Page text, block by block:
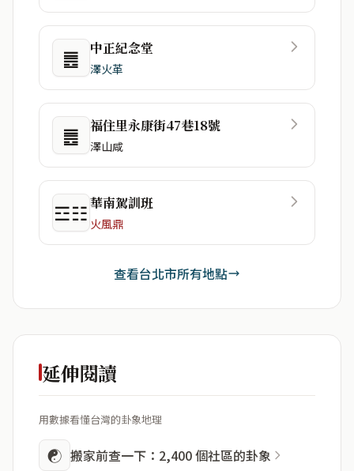
䷌ 中正紀念堂
澤火革
䷌ 福住里永康街47巷18號
澤山咸
☲☷華南駕訓班
火風鼎
查看台北市所有地點
延伸閱讀
用數據看懂台灣的卦象地理
☯ 搬家前查一下：2,400 個社區的卦象